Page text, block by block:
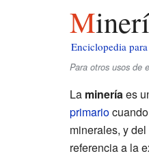
Enciclopedia
Para otros usos de
La mineríaes
primariocuando
minerales, y
referencia a la